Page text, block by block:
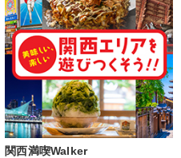
関西満喫Walker